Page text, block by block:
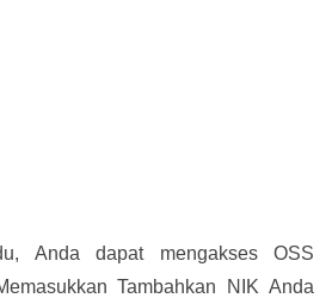
Anda dapat mengakses OSS
Tambahkan NIK Anda